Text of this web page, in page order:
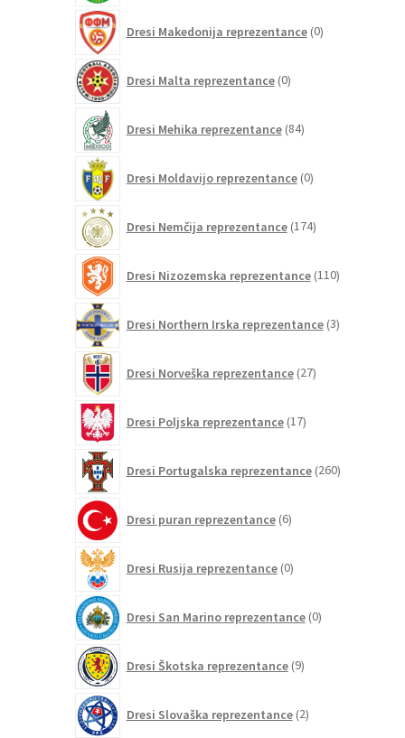
Dresi Makedonija reprezentance 0izdelkov
Dresi Malta reprezentance 0izdelkov
Dresi Mehika reprezentance 84izdelkov
Dresi Moldavijo reprezentance 0izdelkov
Dresi Nemčija reprezentance 174izdelkov
Dresi Nizozemska reprezentance 110izdelkov
Dresi Northern Irska reprezentance 3izdelki
Dresi Norveška reprezentance 27izdelkov
Dresi Poljska reprezentance 17izdelkov
Dresi Portugalska reprezentance 260izdelkov
Dresi puran reprezentance 6izdelkov
Dresi Rusija reprezentance 0izdelkov
Dresi San Marino reprezentance 0izdelkov
Dresi Škotska reprezentance 9izdelkov
Dresi Slovaška reprezentance 2izdelka